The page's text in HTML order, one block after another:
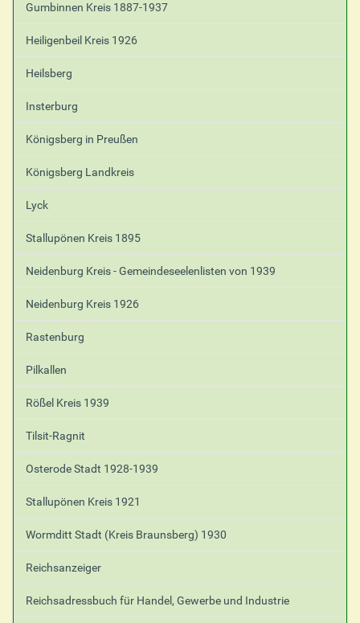
e
A
k
t
i
o
n
e
n
Gumbinnen Kreis 1887-1937
Heiligenbeil Kreis 1926
Heilsberg
Insterburg
Königsberg in Preußen
Königsberg Landkreis
Lyck
Stallupönen Kreis 1895
Neidenburg Kreis - Gemeindeseelenlisten von 1939
Neidenburg Kreis 1926
Rastenburg
Pilkallen
Rößel Kreis 1939
Tilsit-Ragnit
Osterode Stadt 1928-1939
Stallupönen Kreis 1921
Wormditt Stadt (Kreis Braunsberg) 1930
Reichsanzeiger
Reichsadressbuch für Handel, Gewerbe und Industrie